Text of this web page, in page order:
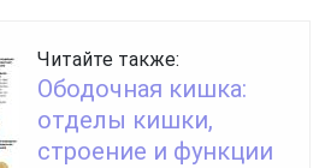
Читайте также:
Ободочная кишка:
отделы кишки,
строение и функции